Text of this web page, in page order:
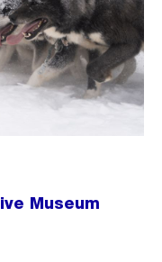
Museum